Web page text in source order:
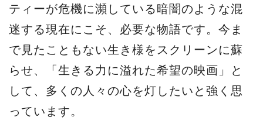
ティーが危機に瀕している暗闇のような混
迷する現在にこそ、必要な物語です。今ま
で見たこともない生き様をスクリーンに蘇
らせ、「生きる力に溢れた希望の映画」と
して、多くの人々の心を灯したいと強く思
っています。